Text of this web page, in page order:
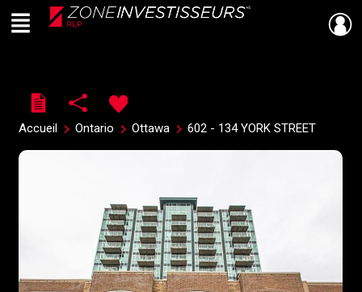
Live
En Direct
Menu
Accueil Ontario Ottawa 602 - 134 YORK STREET